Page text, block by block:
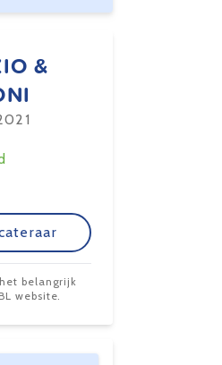
&
belangrijk
website.